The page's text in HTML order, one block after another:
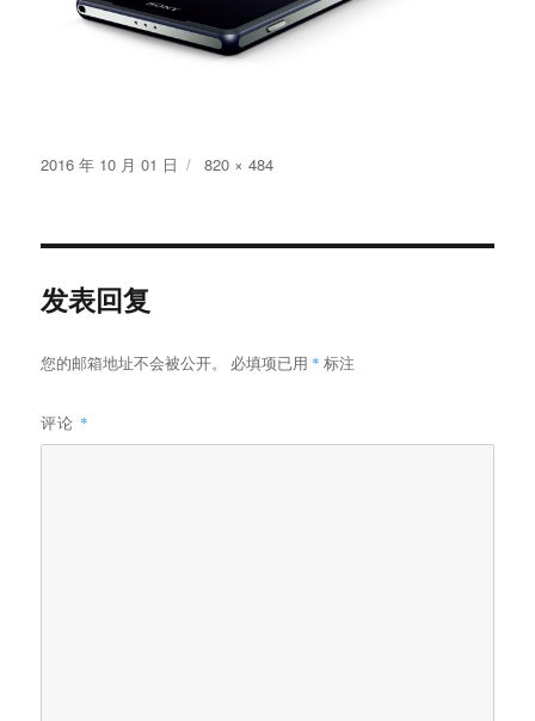
发
2016 年 10 月 01 日
原
820 × 484
发表回复
您的邮箱地址不会被公开。 必填项已用 * 标注
评论 *